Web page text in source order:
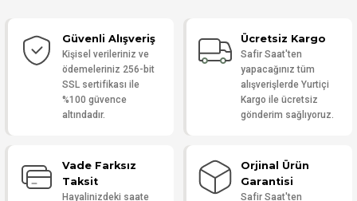
Yorum Yaz
Güvenli Alışveriş
Kişisel verileriniz ve
ödemeleriniz 256-bit
SSL sertifikası ile
%100 güvence
altındadır.
Ücretsiz Kargo
Safir Saat'ten
yapacağınız tüm
alışverişlerde Yurtiçi
Kargo ile ücretsiz
gönderim sağlıyoruz.
Vade Farksız
Taksit
Hayalinizdeki saate
Orjinal Ürün
Garantisi
Safir Saat'ten